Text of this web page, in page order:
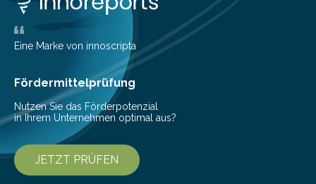
Eine Marke von innoscripta
Fördermittelprüfung
Nutzen Sie das Förderpotenzial
in Ihrem Unternehmen optimal aus?
JETZT PRÜFEN